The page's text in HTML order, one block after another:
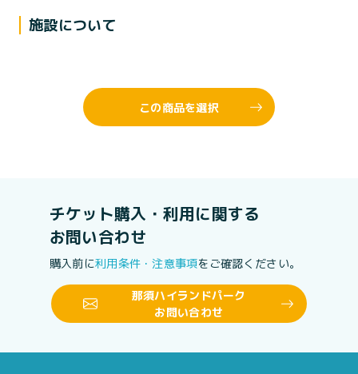
施設について
この商品を選択
チケット購入・利用に関する
お問い合わせ
購入前に利用条件・注意事項をご確認ください。
那須ハイランドパーク
お問い合わせ